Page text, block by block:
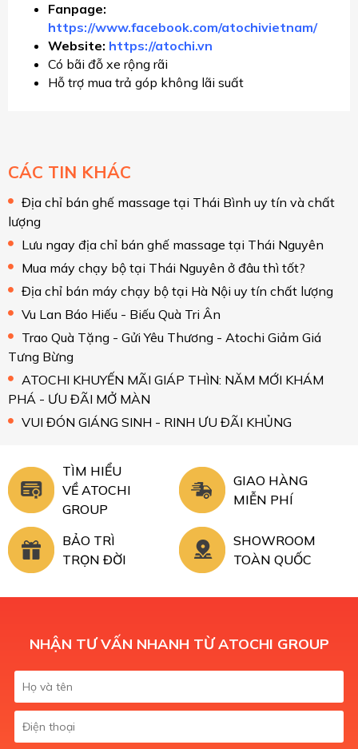
Fanpage:
https://www.facebook.com/atochivietnam/
Website: https://atochi.vn
Có bãi đỗ xe rộng rãi
Hỗ trợ mua trả góp không lãi suất
CÁC TIN KHÁC
Địa chỉ bán ghế massage tại Thái Bình uy tín và chất
lượng
Lưu ngay địa chỉ bán ghế massage tại Thái Nguyên
Mua máy chạy bộ tại Thái Nguyên ở đâu thì tốt?
Địa chỉ bán máy chạy bộ tại Hà Nội uy tín chất lượng
Vu Lan Báo Hiếu - Biếu Quà Tri Ân
Trao Quà Tặng - Gửi Yêu Thương - Atochi Giảm Giá
Tưng Bừng
ATOCHI KHUYẾN MÃI GIÁP THÌN: NĂM MỚI KHÁM
PHÁ - ƯU ĐÃI MỞ MÀN
VUI ĐÓN GIÁNG SINH - RINH ƯU ĐÃI KHỦNG
TÌM HIỂU
VỀ ATOCHI
GROUP
GIAO HÀNG
MIỄN PHÍ
BẢO TRÌ
TRỌN ĐỜI
SHOWROOM
TOÀN QUỐC
NHẬN TƯ VẤN NHANH TỪ ATOCHI GROUP